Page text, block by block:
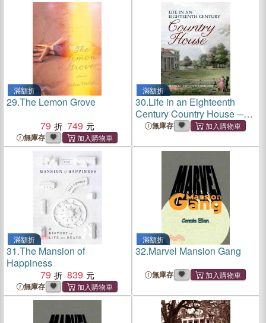
滿額折
29.The Lemon Grove
79
749
無庫存
滿額折
30.Life in an Eighteenth
Century Country House ─
Letters from the Grove
無庫存
滿額折
31.The Mansion of
Happiness
79
839
無庫存
滿額折
32.Marvel Mansion Gang
無庫存